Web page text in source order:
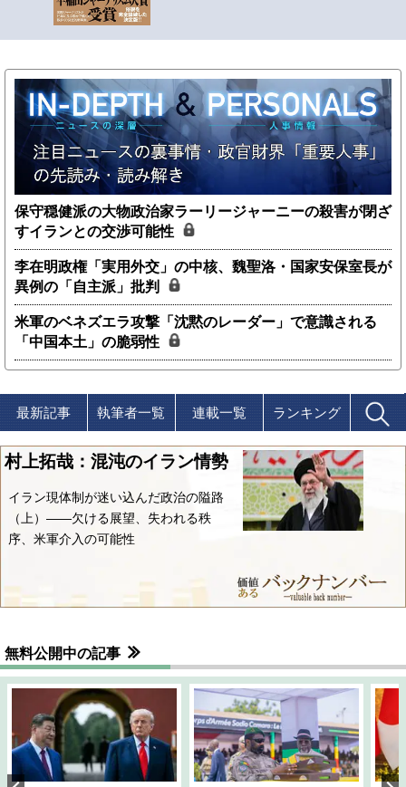
保守穏健派の大物政治家ラーリージャーニーの殺害が閉ざ
すイランとの交渉可能性
李在明政権「実用外交」の中核、魏聖洛・国家安保室長が
異例の「自主派」批判
米軍のベネズエラ攻撃「沈黙のレーダー」で意識される
「中国本土」の脆弱性
最新記事 執筆者一覧 連載一覧 ランキング
村上拓哉：混沌のイラン情勢
イラン現体制が迷い込んだ政治の隘路
（上）――欠ける展望、失われる秩
序、米軍介入の可能性
無料公開中の記事